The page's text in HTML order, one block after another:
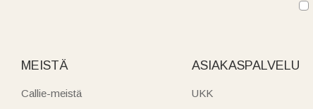
MEISTÄ
Callie-meistä
ASIAKASPALVELU
UKK